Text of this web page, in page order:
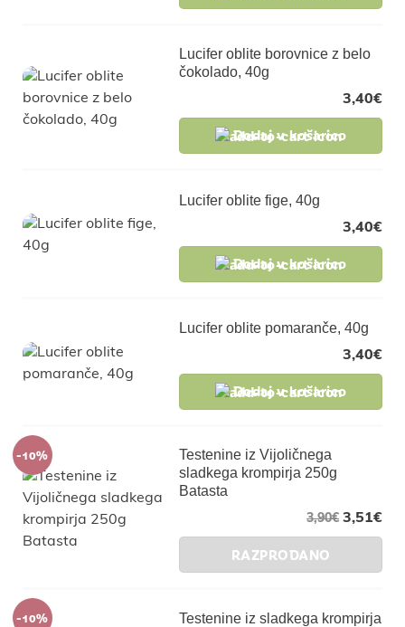
Lucifer oblite borovnice z belo
čokolado, 40g
3,40€
Dodaj v košarico
Lucifer oblite fige, 40g
3,40€
Dodaj v košarico
Lucifer oblite pomaranče, 40g
3,40€
Dodaj v košarico
-10%
Testenine iz Vijoličnega
sladkega krompirja 250g
Batasta
3,51€
3,90€
RAZPRODANO
-10%
Testenine iz sladkega krompirja